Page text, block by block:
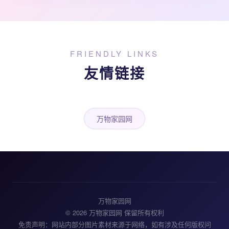
FRIENDLY LINKS
友情链接
万物家园网
万物家园网
© 2026 万物家园网 保留所有权利
免责声明：网站内部分图片素材来源于网络，如有涉及任何版权问